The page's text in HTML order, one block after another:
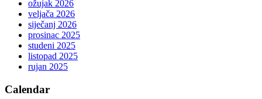
ožujak 2026
veljača 2026
siječanj 2026
prosinac 2025
studeni 2025
listopad 2025
rujan 2025
Calendar